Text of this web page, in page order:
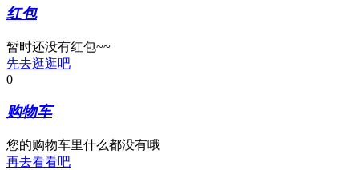
红包
暂时还没有红包~~
先去逛逛吧
0
购物车
您的购物车里什么都没有哦
再去看看吧